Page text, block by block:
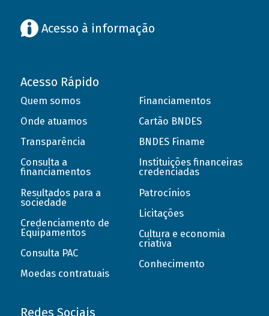
Acesso à informação
Acesso Rápido
Quem somos
Onde atuamos
Transparência
Consulta a
financiamentos
Resultados para a
sociedade
Credenciamento de
Equipamentos
Consulta PAC
Moedas contratuais
Financiamentos
Cartão BNDES
BNDES Finame
Instituições financeiras
credenciadas
Patrocínios
Licitações
Cultura e economia
criativa
Conhecimento
Redes Sociais